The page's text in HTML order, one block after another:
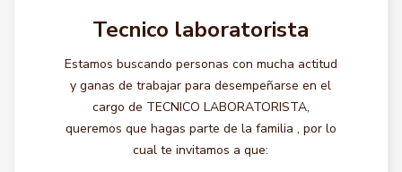
Tecnico laboratorista
Estamos buscando personas con mucha actitud
y ganas de trabajar para desempeñarse en el
cargo de TECNICO LABORATORISTA,
queremos que hagas parte de la familia , por lo
cual te invitamos a que: